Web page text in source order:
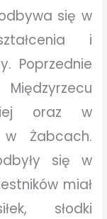
się w
i
Poprzednie
oraz w
w Żabcach.
się w
miał
słodki